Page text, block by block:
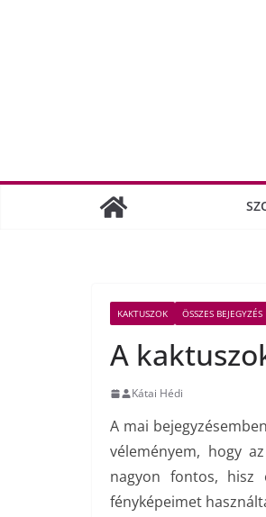
KAKTUSZOK ÖSSZES BEJEGYZÉS
A
Kátai Hédi
A mai
véleményem, hogy
nagyon fontos,
fényképeimet